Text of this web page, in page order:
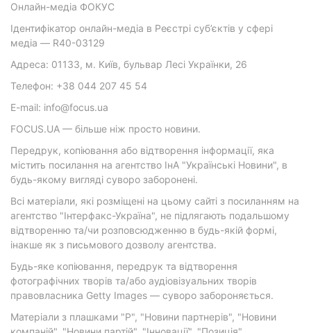
Онлайн-медіа ФОКУС
Ідентифікатор онлайн-медіа в Реєстрі суб’єктів у сфері
медіа — R40-03129
Адреса: 01133, м. Київ, бульвар Лесі Українки, 26
Телефон: +38 044 207 45 54
E-mail: info@focus.ua
FOCUS.UA — більше ніж просто новини.
Передрук, копіювання або відтворення інформації, яка
містить посилання на агентство ІнА "Українські Новини", в
будь-якому вигляді суворо заборонені.
Всі матеріали, які розміщені на цьому сайті з посиланням на
агентство "Інтерфакс-Україна", не підлягають подальшому
відтворенню та/чи розповсюдженню в будь-якій формі,
інакше як з письмового дозволу агентства.
Будь-яке копіювання, передрук та відтворення
фотографічних творів та/або аудіовізуальних творів
правовласника Getty Images — суворо забороняється.
Матеріали з плашками "Р", "Новини партнерів", "Новини